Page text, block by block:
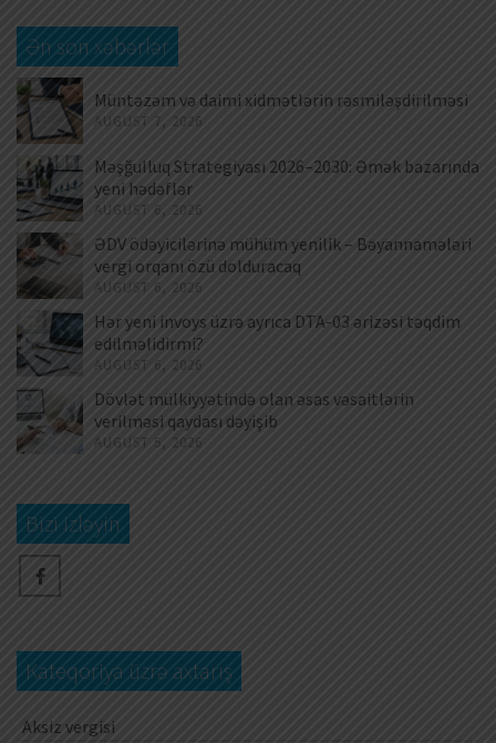
Ən son xəbərlər
Müntəzəm və daimi xidmətlərin rəsmiləşdirilməsi
AUGUST 7, 2026
Məşğulluq Strategiyası 2026–2030: Əmək bazarında
yeni hədəflər
AUGUST 6, 2026
ƏDV ödəyicilərinə mühüm yenilik – Bəyannamələri
vergi orqanı özü dolduracaq
AUGUST 6, 2026
Hər yeni invoys üzrə ayrıca DTA-03 ərizəsi təqdim
edilməlidirmi?
AUGUST 6, 2026
Dövlət mülkiyyətində olan əsas vəsaitlərin
verilməsi qaydası dəyişib
AUGUST 5, 2026
Bizi izləyin
Kateqoriya üzrə axtarış
Aksiz vergisi